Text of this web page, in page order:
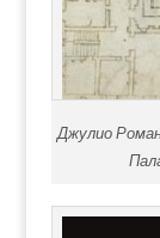
Джулио